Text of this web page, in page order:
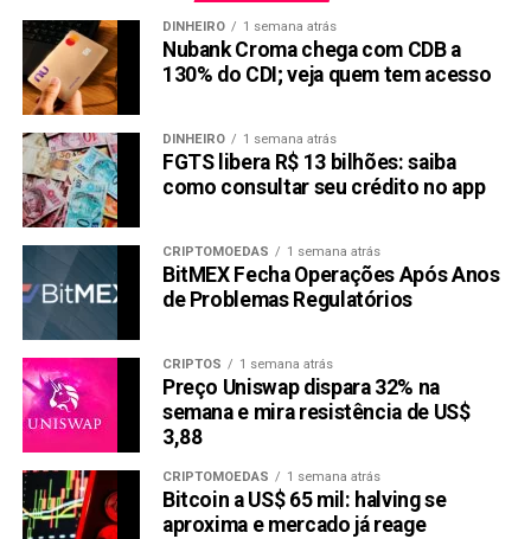
DINHEIRO 1 semana atrás
Nubank Croma chega com CDB a
130% do CDI; veja quem tem acesso
DINHEIRO 1 semana atrás
FGTS libera R$ 13 bilhões: saiba
como consultar seu crédito no app
CRIPTOMOEDAS 1 semana atrás
BitMEX Fecha Operações Após Anos
de Problemas Regulatórios
CRIPTOS 1 semana atrás
Preço Uniswap dispara 32% na
semana e mira resistência de US$
3,88
CRIPTOMOEDAS 1 semana atrás
Bitcoin a US$ 65 mil: halving se
aproxima e mercado já reage